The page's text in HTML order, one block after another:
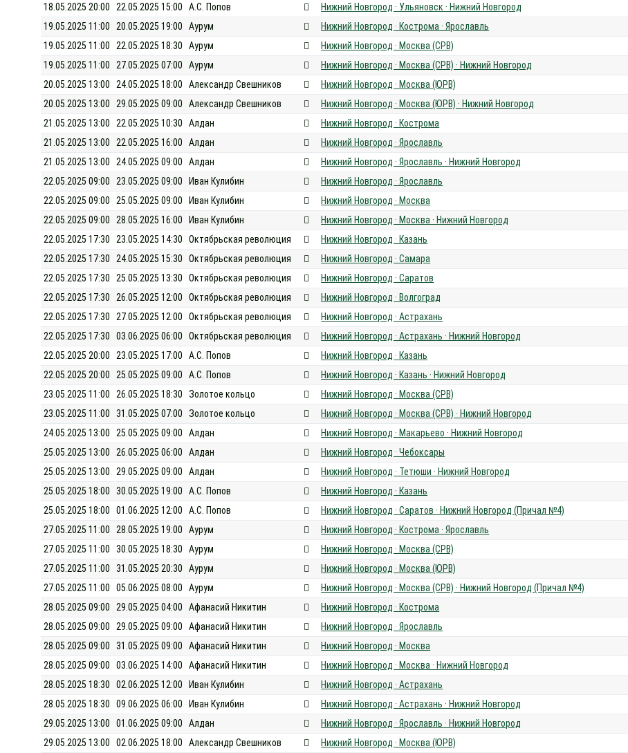
18.05.2025 20:00
22.05.2025 15:00 А.С. Попов
Нижний Новгород · Ульяновск · Нижний Новгород
19.05.2025 11:00
20.05.2025 19:00 Аурум
Нижний Новгород · Кострома · Ярославль
19.05.2025 11:00
22.05.2025 18:30 Аурум
Нижний Новгород · Москва (СРВ)
19.05.2025 11:00
27.05.2025 07:00 Аурум
Нижний Новгород · Москва (СРВ) · Нижний Новгород
20.05.2025 13:00
24.05.2025 18:00 Александр Свешников
Нижний Новгород · Москва (ЮРВ)
20.05.2025 13:00
29.05.2025 09:00 Александр Свешников
Нижний Новгород · Москва (ЮРВ) · Нижний Новгород
21.05.2025 13:00
22.05.2025 10:30 Алдан
Нижний Новгород · Кострома
21.05.2025 13:00
22.05.2025 16:00 Алдан
Нижний Новгород · Ярославль
21.05.2025 13:00
24.05.2025 09:00 Алдан
Нижний Новгород · Ярославль · Нижний Новгород
22.05.2025 09:00
23.05.2025 09:00 Иван Кулибин
Нижний Новгород · Ярославль
22.05.2025 09:00
25.05.2025 09:00 Иван Кулибин
Нижний Новгород · Москва
22.05.2025 09:00
28.05.2025 16:00 Иван Кулибин
Нижний Новгород · Москва · Нижний Новгород
22.05.2025 17:30
23.05.2025 14:30 Октябрьская революция
Нижний Новгород · Казань
22.05.2025 17:30
24.05.2025 15:30 Октябрьская революция
Нижний Новгород · Самара
22.05.2025 17:30
25.05.2025 13:30 Октябрьская революция
Нижний Новгород · Саратов
22.05.2025 17:30
26.05.2025 12:00 Октябрьская революция
Нижний Новгород · Волгоград
22.05.2025 17:30
27.05.2025 12:00 Октябрьская революция
Нижний Новгород · Астрахань
22.05.2025 17:30
03.06.2025 06:00 Октябрьская революция
Нижний Новгород · Астрахань · Нижний Новгород
22.05.2025 20:00
23.05.2025 17:00 А.С. Попов
Нижний Новгород · Казань
22.05.2025 20:00
25.05.2025 09:00 А.С. Попов
Нижний Новгород · Казань · Нижний Новгород
23.05.2025 11:00
26.05.2025 18:30 Золотое кольцо
Нижний Новгород · Москва (СРВ)
23.05.2025 11:00
31.05.2025 07:00 Золотое кольцо
Нижний Новгород · Москва (СРВ) · Нижний Новгород
24.05.2025 13:00
25.05.2025 09:00 Алдан
Нижний Новгород · Макарьево · Нижний Новгород
25.05.2025 13:00
26.05.2025 06:00 Алдан
Нижний Новгород · Чебоксары
25.05.2025 13:00
29.05.2025 09:00 Алдан
Нижний Новгород · Тетюши · Нижний Новгород
25.05.2025 18:00
30.05.2025 19:00 А.С. Попов
Нижний Новгород · Казань
25.05.2025 18:00
01.06.2025 12:00 А.С. Попов
Нижний Новгород · Саратов · Нижний Новгород (Причал №4)
27.05.2025 11:00
28.05.2025 19:00 Аурум
Нижний Новгород · Кострома · Ярославль
27.05.2025 11:00
30.05.2025 18:30 Аурум
Нижний Новгород · Москва (СРВ)
27.05.2025 11:00
31.05.2025 20:30 Аурум
Нижний Новгород · Москва (ЮРВ)
27.05.2025 11:00
05.06.2025 08:00 Аурум
Нижний Новгород · Москва (СРВ) · Нижний Новгород (Причал №4)
28.05.2025 09:00
29.05.2025 04:00 Афанасий Никитин
Нижний Новгород · Кострома
28.05.2025 09:00
29.05.2025 09:00 Афанасий Никитин
Нижний Новгород · Ярославль
28.05.2025 09:00
31.05.2025 09:00 Афанасий Никитин
Нижний Новгород · Москва
28.05.2025 09:00
03.06.2025 14:00 Афанасий Никитин
Нижний Новгород · Москва · Нижний Новгород
28.05.2025 18:30
02.06.2025 12:00 Иван Кулибин
Нижний Новгород · Астрахань
28.05.2025 18:30
09.06.2025 06:00 Иван Кулибин
Нижний Новгород · Астрахань · Нижний Новгород
29.05.2025 13:00
01.06.2025 09:00 Алдан
Нижний Новгород · Ярославль · Нижний Новгород
29.05.2025 13:00
02.06.2025 18:00 Александр Свешников Нижний Новгород · Москва (ЮРВ)